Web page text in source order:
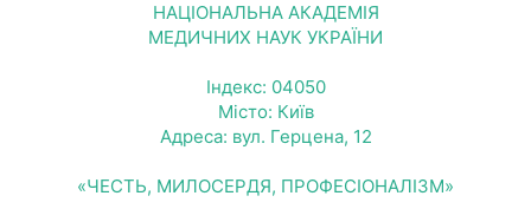
НАЦІОНАЛЬНА АКАДЕМІЯ
МЕДИЧНИХ НАУК УКРАЇНИ
Індекс: 04050
Місто: Київ
Адреса: вул. Герцена, 12
«ЧЕСТЬ, МИЛОСЕРДЯ, ПРОФЕСІОНАЛІЗМ»